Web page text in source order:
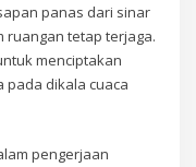
panas dari sinar
ruangan tetap terjaga.
menciptakan
pada dikala cuaca
pengerjaan